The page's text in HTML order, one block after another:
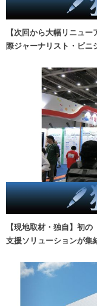
【次回から大幅リニュ
際ジャーナリスト・ビニ
【現地取材・独自】初
支援ソリューションが集